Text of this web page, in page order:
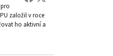
založil v roce
ho aktivní a